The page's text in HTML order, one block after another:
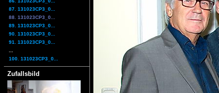
87. 131023CP3_0...
88. 131023CP3_0...
89. 131023CP3_0...
90. 131023CP3_0...
91. 131023CP3_0...
100. 131023CP3_0...
Zufallsbild